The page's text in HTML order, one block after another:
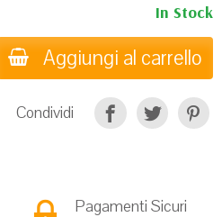
In Stock
Aggiungi al carrello
Condividi
Pagamenti Sicuri